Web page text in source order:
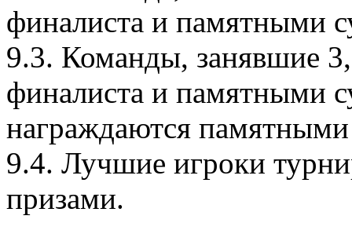
финалиста и памятными
9.3. Команды, занявшие
финалиста и памятными
награждаются
9.4. Лучшие игроки
призами.